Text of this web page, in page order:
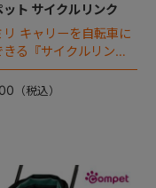
ット サイクルリンク
リ キャリーを自転車に
きる『サイクルリン
登場！